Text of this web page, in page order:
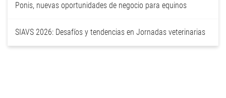
Ponis, nuevas oportunidades de negocio para equinos
SIAVS 2026: Desafíos y tendencias en Jornadas veterinarias